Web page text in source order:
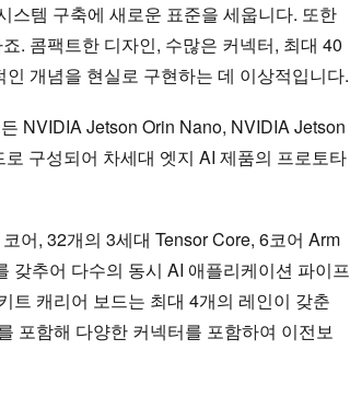
스템 구축에 새로운 표준을 세웁니다. 또한
. 콤팩트한 디자인, 수많은 커넥터, 최대 40
개념을 현실로 구현하는 데 이상적입니다.
NVIDIA Jetson Orin Nano, NVIDIA Jetson
구성되어 차세대 엣지 AI 제품의 프로토타
어, 32개의 3세대 Tensor Core, 6코어 Arm
갖추어 다수의 동시 AI 애플리케이션 파이프
트 캐리어 보드는 최대 4개의 레인이 갖춘
포함해 다양한 커넥터를 포함하여 이전보